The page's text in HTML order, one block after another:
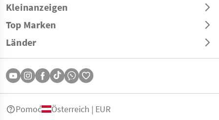
Kleinanzeigen
Top Marken
Länder
Pomoć Österreich | EUR